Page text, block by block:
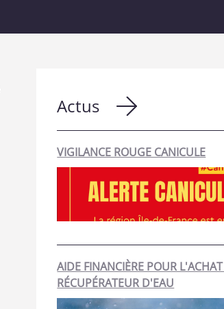
Actus
VIGILANCE ROUGE CANICULE
AIDE FINANCIÈRE POUR
RÉCUPÉRATEUR D'EAU